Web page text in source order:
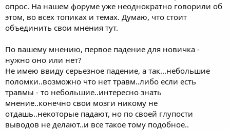
опрос. На нашем форуме уже неоднократно говорили об
этом, во всех топиках и темах. Думаю, что стоит
объединить свои мнения тут.
По вашему мнению, первое падение для новичка -
нужно оно или нет?
Не имею ввиду серьезное падение, а так...небольшие
поломки..возможно что нет травм..либо если есть
травмы - то небольшие..интересно знать
мнение..конечно свои мозги никому не
отдашь..некоторые падают, но по своей глупости
выводов не делают..и все такое тому подобное..